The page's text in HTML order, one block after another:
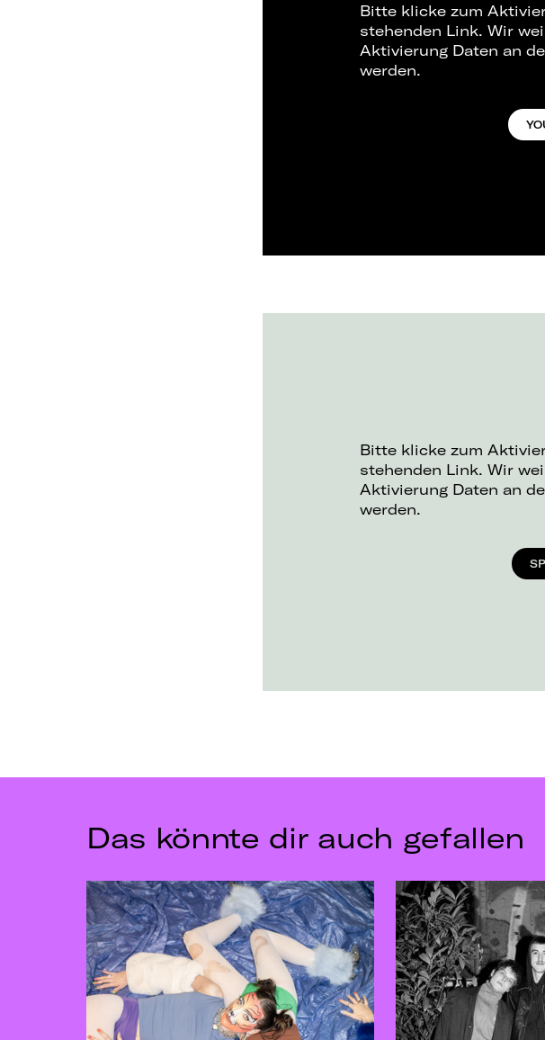
Bitte klicke zum
stehenden Link. Wir
Aktivierung Daten an
werden.
Bitte klicke zum
stehenden Link. Wir
Aktivierung Daten an
werden.
Das könnte dir auch gefallen